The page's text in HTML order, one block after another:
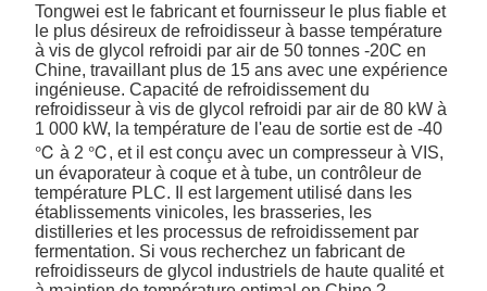
Tongwei est le fabricant et fournisseur le plus fiable et
le plus désireux de refroidisseur à basse température
à vis de glycol refroidi par air de 50 tonnes -20C en
Chine, travaillant plus de 15 ans avec une expérience
ingénieuse. Capacité de refroidissement du
refroidisseur à vis de glycol refroidi par air de 80 kW à
1 000 kW, la température de l'eau de sortie est de -40
℃ à 2 ℃, et il est conçu avec un compresseur à VIS,
un évaporateur à coque et à tube, un contrôleur de
température PLC. Il est largement utilisé dans les
établissements vinicoles, les brasseries, les
distilleries et les processus de refroidissement par
fermentation. Si vous recherchez un fabricant de
refroidisseurs de glycol industriels de haute qualité et